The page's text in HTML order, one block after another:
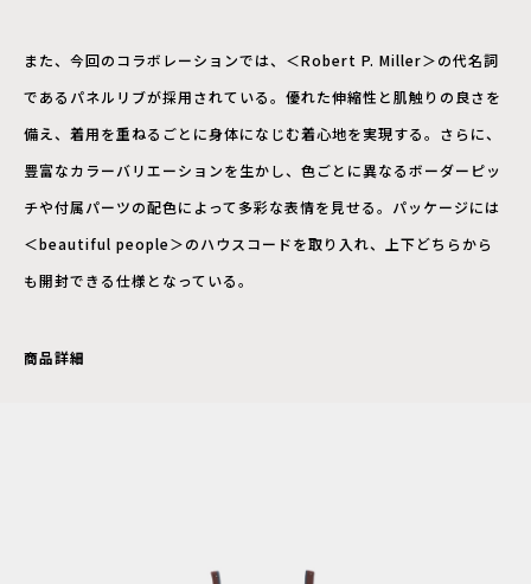
また、今回のコラボレーションでは、＜Robert P. Miller＞の代名詞
であるパネルリブが採用されている。優れた伸縮性と肌触りの良さを
備え、着用を重ねるごとに身体になじむ着心地を実現する。さらに、
豊富なカラーバリエーションを生かし、色ごとに異なるボーダーピッ
チや付属パーツの配色によって多彩な表情を見せる。パッケージには
＜beautiful people＞のハウスコードを取り入れ、上下どちらから
も開封できる仕様となっている。
商品詳細